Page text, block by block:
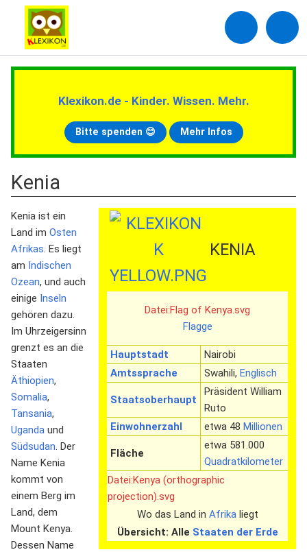
Klexikon.de - Kinder. Wissen. Mehr.
Bitte spenden 😊 Mehr Infos
Kenia
KENIA
Datei:Flag of Kenya.svg
Flagge
Hauptstadt
Nairobi
Amtssprache
Swahili, Englisch
Staatsoberhaupt
Präsident William
Ruto
Einwohnerzahl
etwa 48 Millionen
Fläche
etwa 581.000
Quadratkilometer
Datei:Kenya (orthographic
projection).svg
Wo das Land in Afrikaliegt
Übersicht: Alle Staaten der Erde
Kenia ist ein
Land im Osten
Afrikas. Es liegt
am Indischen
Ozean, und auch
einige Inseln
gehören dazu.
Im Uhrzeigersinn
grenzt es an die
Staaten
Äthiopien,
Somalia,
Tansania,
Uganda und
Südsudan. Der
Name Kenia
kommt von
einem Berg im
Land, dem
Mount Kenya.
Dessen Name